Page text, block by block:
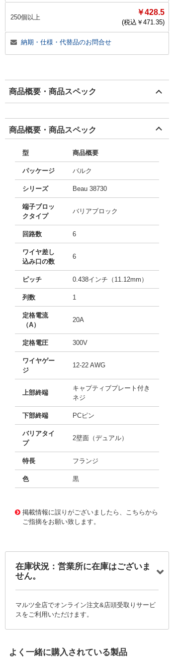
250個以上
￥428.5
(税込￥ 471.35)
納期・仕様・代替品のお問合せ
商品概要・商品スペック
商品概要・商品スペック
型 商品概要
パッケージ バルク
シリーズ Beau 38730
端子ブロッ
クタイプ
バリアブロック
回路数 6
ワイヤ差し
込み口の数
6
ピッチ 0.438インチ（11.12mm）
列数 1
定格電流
（A）
20A
定格電圧 300V
ワイヤゲー
ジ
12-22 AWG
上部終端
キャプティブプレート付き
ネジ
下部終端 PCピン
バリアタイ
プ
2壁面（デュアル）
特長 フランジ
色 黒
掲載情報に誤りがございましたら、こちらから
ご指摘をお願い致します。
在庫状況：営業所に在庫はございま
せん。
マルツ全店でオンライン注文&店頭受取りサービ
スをご利用いただけます。
よく一緒に購入されている製品